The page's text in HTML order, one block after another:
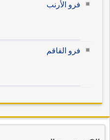
فرو الأرنب
فرو القاقم